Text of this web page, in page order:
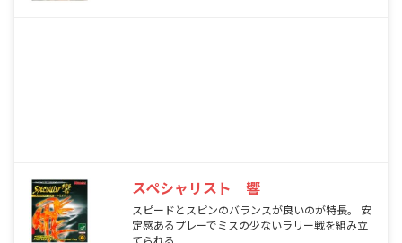
スペシャリスト 響
スピードとスピンのバランスが良いのが特長。 安
定感あるプレーでミスの少ないラリー戦を組み立
てられる...